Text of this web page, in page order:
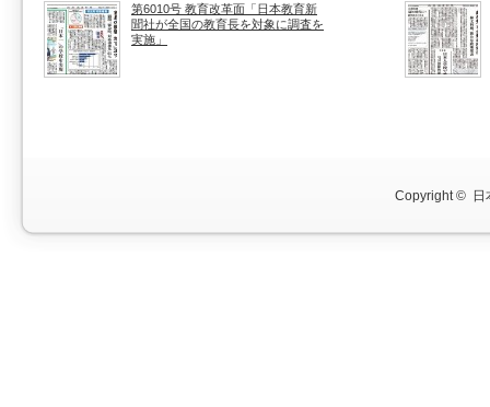
第6010号 教育改革面「日本教育新
聞社が全国の教育長を対象に調査を
実施」
Copyright © 日